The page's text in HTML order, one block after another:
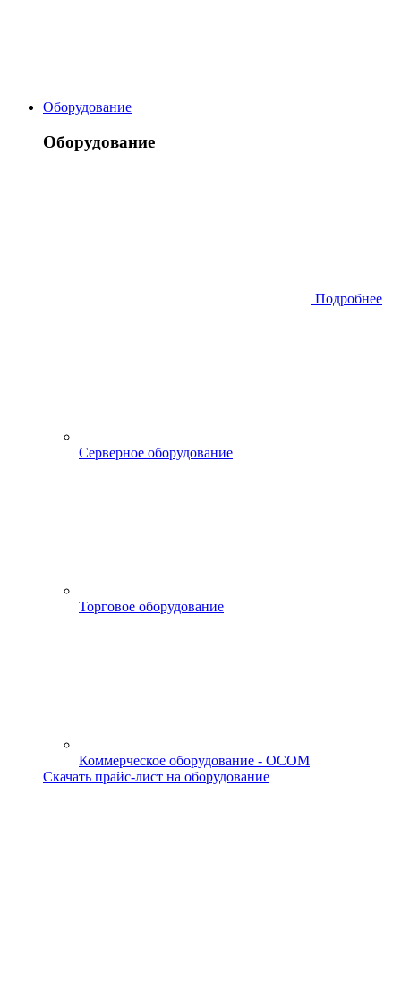
Оборудование
Оборудование
Подробнее
Серверное оборудование
Торговое оборудование
Коммерческое оборудование - OCOM
Скачать прайс-лист на оборудование